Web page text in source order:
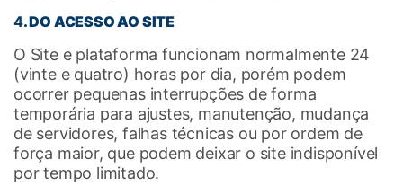
4. DO ACESSO AO SITE
O Site e plataforma funcionam normalmente 24
(vinte e quatro) horas por dia, porém podem
ocorrer pequenas interrupções de forma
temporária para ajustes, manutenção, mudança
de servidores, falhas técnicas ou por ordem de
força maior, que podem deixar o site indisponível
por tempo limitado.